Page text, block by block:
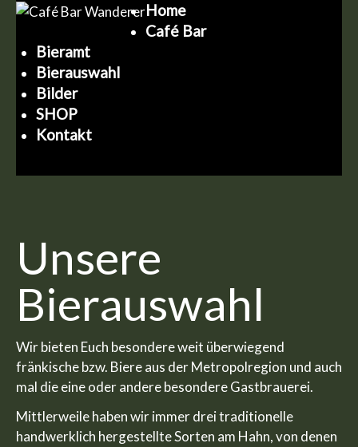
Home
Café Bar
Bieramt
Bierauswahl
Bilder
SHOP
Kontakt
Unsere
Bierauswahl
Wir bieten Euch besondere weit überwiegend
fränkische bzw. Biere aus der Metropolregion und auch
mal die eine oder andere besondere Gastbrauerei.
Mittlerweile haben wir immer drei traditionelle
handwerklich hergestellte Sorten am Hahn, von denen